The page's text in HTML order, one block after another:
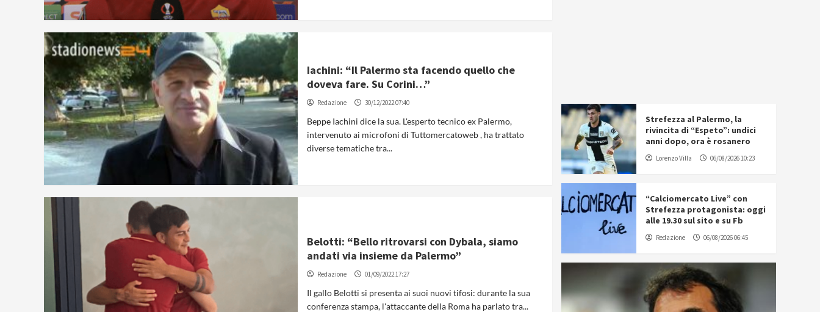
Iachini: “Il Palermo sta facendo quello che
doveva fare. Su Corini…”
Redazione 30/12/2022 07:40
Beppe Iachini dice la sua. L'esperto tecnico ex Palermo,
intervenuto ai microfoni di Tuttomercatoweb , ha trattato
diverse tematiche tra...
Belotti: “Bello ritrovarsi con Dybala, siamo
andati via insieme da Palermo”
Redazione 01/09/2022 17:27
Il gallo Belotti si presenta ai suoi nuovi tifosi: durante la sua
conferenza stampa, l'attaccante della Roma ha parlato tra...
Strefezza al Palermo, la
rivincita di “Espeto”: undici
anni dopo, ora è rosanero
Lorenzo Villa 06/08/2026 10:23
“Calciomercato Live” con
Strefezza protagonista: oggi
alle 19.30 sul sito e su Fb
Redazione 06/08/2026 06:45